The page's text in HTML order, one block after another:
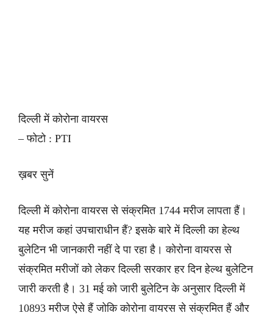
दिल्ली में कोरोना वायरस
– फोटो : PTI
ख़बर सुनें
दिल्ली में कोरोना वायरस से संक्रमित 1744 मरीज लापता हैं।
यह मरीज कहां उपचाराधीन हैं? इसके बारे में दिल्ली का हेल्थ
बुलेटिन भी जानकारी नहीं दे पा रहा है। कोरोना वायरस से
संक्रमित मरीजों को लेकर दिल्ली सरकार हर दिन हेल्थ बुलेटिन
जारी करती है। 31 मई को जारी बुलेटिन के अनुसार दिल्ली में
10893 मरीज ऐसे हैं जोकि कोरोना वायरस से संक्रमित हैं और